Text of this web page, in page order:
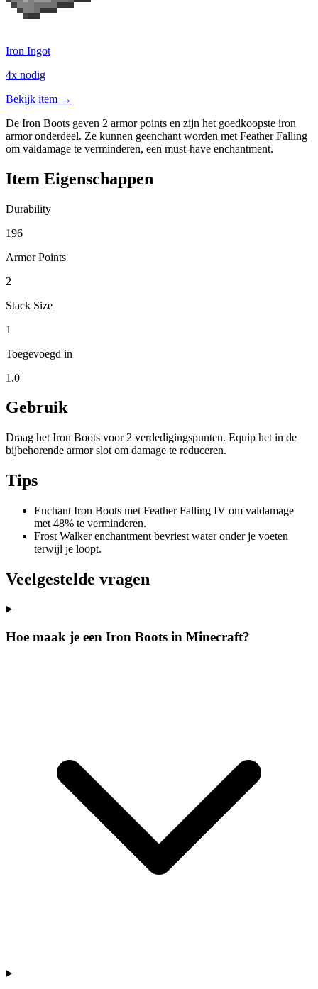
Iron Ingot
4x nodig
Bekijk item →
De Iron Boots geven 2 armor points en zijn het goedkoopste iron
armor onderdeel. Ze kunnen geenchant worden met Feather Falling
om valdamage te verminderen, een must-have enchantment.
Item Eigenschappen
Durability
196
Armor Points
2
Stack Size
1
Toegevoegd in
1.0
Gebruik
Draag het Iron Boots voor 2 verdedigingspunten. Equip het in de
bijbehorende armor slot om damage te reduceren.
Tips
Enchant Iron Boots met Feather Falling IV om valdamage
met 48% te verminderen.
Frost Walker enchantment bevriest water onder je voeten
terwijl je loopt.
Veelgestelde vragen
Hoe maak je een Iron Boots in Minecraft?